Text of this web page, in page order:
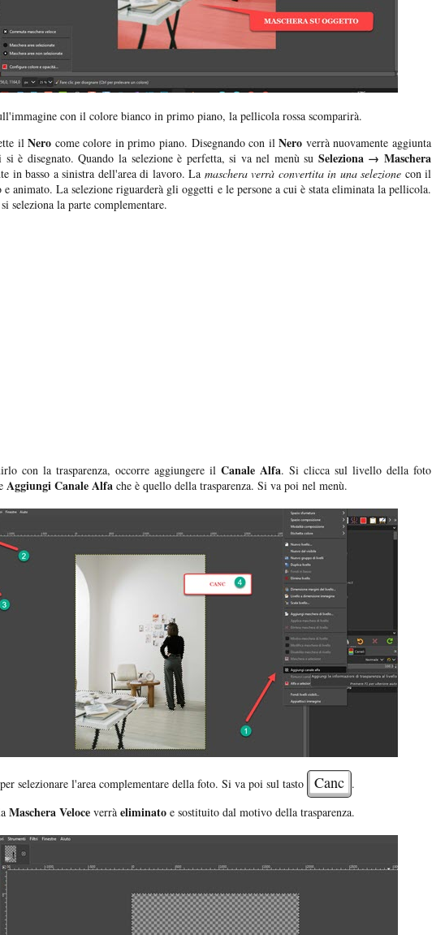
con il colore bianco in primo piano, la pellicola rossa scomparirà.
ilNero come colore in primo piano. Disegnando con ilNero verrà nuovamente aggiunta
è disegnato. Quando la selezione è perfetta, si va nel menù su Seleziona → Maschera
in basso a sinistra dell'area di lavoro. La maschera verrà convertita in una selezione con il
animato. La selezione riguarderà gli oggetti e le persone a cui è stata eliminata la pellicola.
si seleziona la parte complementare.
con la trasparenza, occorre aggiungere il Canale Alfa. Si clicca sul livello della foto
Aggiungi Canale Alfa che è quello della trasparenza. Si va poi nel menù.
per selezionare l'area complementare della foto. Si va poi sul tasto Canc .
Maschera Veloce verrà eliminato e sostituito dal motivo della trasparenza.